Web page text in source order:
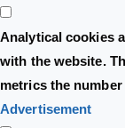
Analytical cookies
with the website.
metrics the
Advertisement